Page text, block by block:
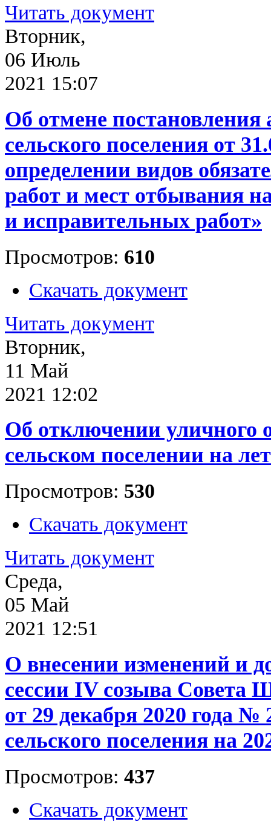
Читать документ
Вторник,
06 Июль
2021 15:07
Об отмене
сельского поселения от
определении видов
работ и мест отбывания
и исправительных работ»
Просмотров: 610
Скачать документ
Читать документ
Вторник,
11 Май
2021 12:02
Об отключении
сельском поселении на
Просмотров: 530
Скачать документ
Читать документ
Среда,
05 Май
2021 12:51
О внесении изменений и
сессии IV созыва Совета
от 29 декабря 2020 года
сельского поселения на
Просмотров: 437
Скачать документ